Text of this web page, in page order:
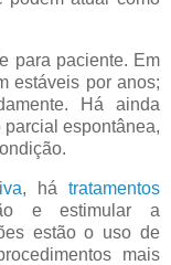
para paciente. Em
estáveis por anos;
Há ainda
espontânea,
, hátratamentos
e estimular a
estão o uso de
mais